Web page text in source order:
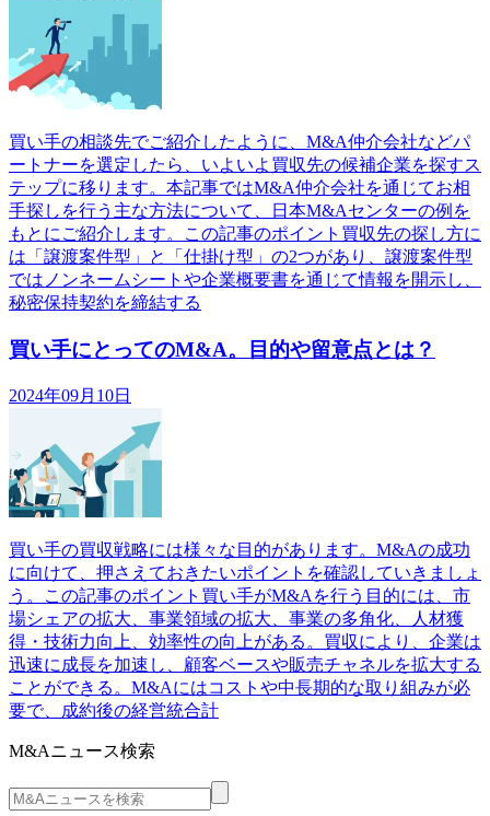
買い手の相談先でご紹介したように、M&A仲介会社などパ
ートナーを選定したら、いよいよ買収先の候補企業を探すス
テップに移ります。本記事ではM&A仲介会社を通じてお相
手探しを行う主な方法について、日本M&Aセンターの例を
もとにご紹介します。この記事のポイント買収先の探し方に
は「譲渡案件型」と「仕掛け型」の2つがあり、譲渡案件型
ではノンネームシートや企業概要書を通じて情報を開示し、
秘密保持契約を締結する
買い手にとってのM&A。目的や留意点とは？
2024年09月10日
買い手の買収戦略には様々な目的があります。M&Aの成功
に向けて、押さえておきたいポイントを確認していきましょ
う。この記事のポイント買い手がM&Aを行う目的には、市
場シェアの拡大、事業領域の拡大、事業の多角化、人材獲
得・技術力向上、効率性の向上がある。買収により、企業は
迅速に成長を加速し、顧客ベースや販売チャネルを拡大する
ことができる。M&Aにはコストや中長期的な取り組みが必
要で、成約後の経営統合計
M&Aニュース検索